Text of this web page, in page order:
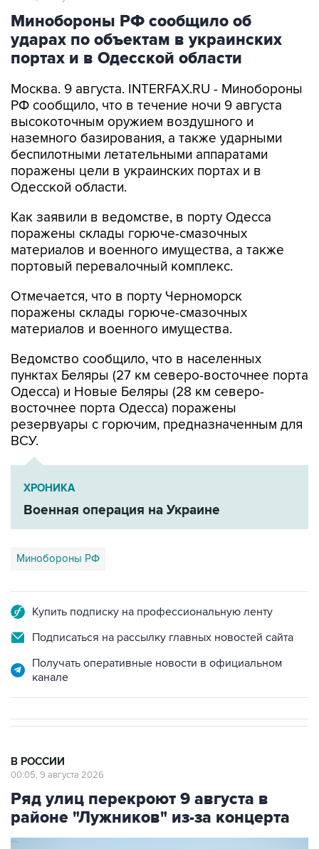
Минобороны РФ сообщило об
ударах по объектам в украинских
портах и в Одесской области
Москва. 9 августа. INTERFAX.RU - Минобороны
РФ сообщило, что в течение ночи 9 августа
высокоточным оружием воздушного и
наземного базирования, а также ударными
беспилотными летательными аппаратами
поражены цели в украинских портах и в
Одесской области.
Как заявили в ведомстве, в порту Одесса
поражены склады горюче-смазочных
материалов и военного имущества, а также
портовый перевалочный комплекс.
Отмечается, что в порту Черноморск
поражены склады горюче-смазочных
материалов и военного имущества.
Ведомство сообщило, что в населенных
пунктах Беляры (27 км северо-восточнее порта
Одесса) и Новые Беляры (28 км северо-
восточнее порта Одесса) поражены
резервуары с горючим, предназначенным для
ВСУ.
ХРОНИКА
Военная операция на Украине
Минобороны РФ
Купить подписку на профессиональную ленту
Подписаться на рассылку главных новостей сайта
Получать оперативные новости в официальном
канале
В РОССИИ
00:05, 9 августа 2026
Ряд улиц перекроют 9 августа в
районе "Лужников" из-за концерта